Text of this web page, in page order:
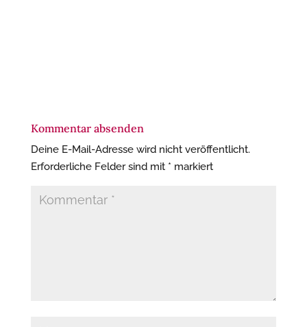
Kommentar absenden
Deine E-Mail-Adresse wird nicht veröffentlicht.
Erforderliche Felder sind mit * markiert